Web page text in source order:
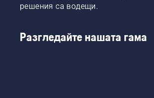
решения са водещи.
Разгледайте нашата гама